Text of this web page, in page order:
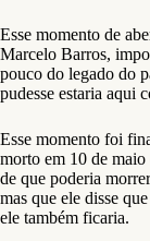
Esse momento de
Marcelo Barros,
pouco do legado do
pudesse estaria aqui
Esse momento foi
morto em 10 de
de que poderia
mas que ele disse
ele também ficaria.